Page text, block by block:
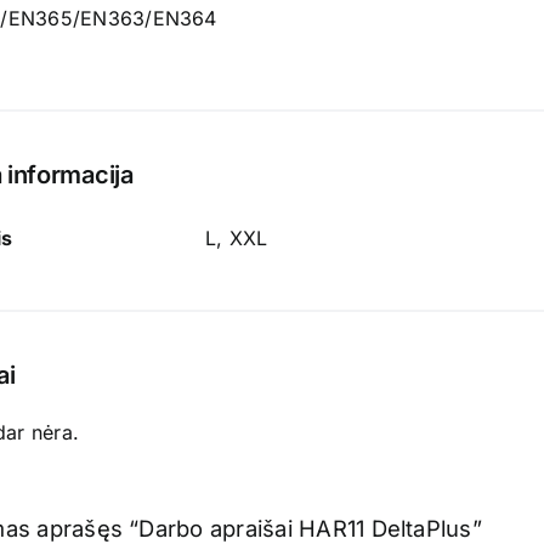
EN363/EN364
informacija
L, XXL
nėra.
aprašęs “Darbo apraišai HAR11 DeltaPlus”